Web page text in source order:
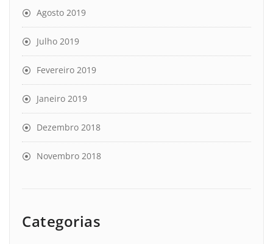
Agosto 2019
Julho 2019
Fevereiro 2019
Janeiro 2019
Dezembro 2018
Novembro 2018
Categorias